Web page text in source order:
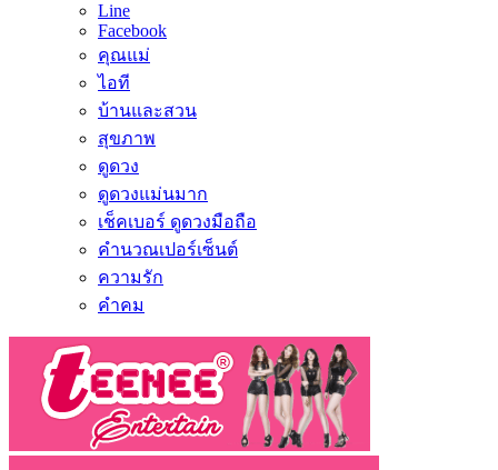
Line
Facebook
คุณแม่
ไอที
บ้านและสวน
สุขภาพ
ดูดวง
ดูดวงแม่นมาก
เช็คเบอร์ ดูดวงมือถือ
คำนวณเปอร์เซ็นต์
ความรัก
คำคม